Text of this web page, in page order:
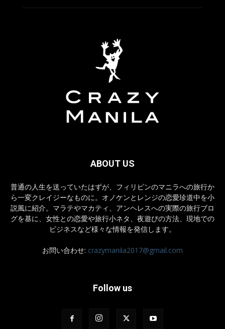
ABOUT US
普通の人生を送っていたはずが、フィリピンのマニラへの旅行か
ら一変クレイジーなものに。オノケンとレンジの恋愛珍道中を小
説風に紹介。マラテやマカティ、アンヘレスへの実際の旅行ブロ
グを基に、女性との恋愛や旅行小ネタ、夜遊びの方法、現地での
ビジネスなど様々な情報を発信します。
お問い合わせ: crazymanila2017@gmail.com
Follow us